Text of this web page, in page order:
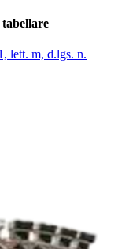
lett. m, d.lgs. n.